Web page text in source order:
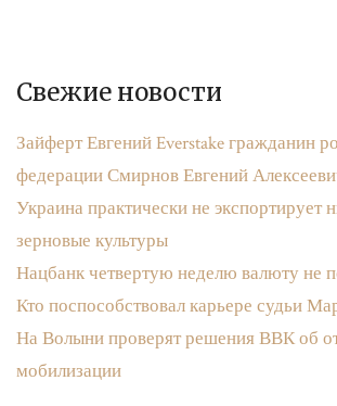
Свежие новости
Зайферт Евгений Everstake гражданин
федерации Смирнов Евгений
Украина практически не экспортирует
зерновые культуры
Нацбанк четвертую неделю валюту не
Кто поспособствовал карьере судьи
На Волыни проверят решения ВВК об
мобилизации